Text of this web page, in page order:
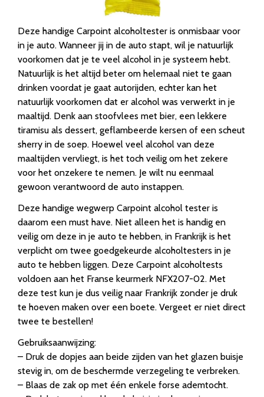
Deze handige Carpoint alcoholtester is onmisbaar voor
in je auto. Wanneer jij in de auto stapt, wil je natuurlijk
voorkomen dat je te veel alcohol in je systeem hebt.
Natuurlijk is het altijd beter om helemaal niet te gaan
drinken voordat je gaat autorijden, echter kan het
natuurlijk voorkomen dat er alcohol was verwerkt in je
maaltijd. Denk aan stoofvlees met bier, een lekkere
tiramisu als dessert, geflambeerde kersen of een scheut
sherry in de soep. Hoewel veel alcohol van deze
maaltijden vervliegt, is het toch veilig om het zekere
voor het onzekere te nemen. Je wilt nu eenmaal
gewoon verantwoord de auto instappen.
Deze handige wegwerp Carpoint alcohol tester is
daarom een must have. Niet alleen het is handig en
veilig om deze in je auto te hebben, in Frankrijk is het
verplicht om twee goedgekeurde alcoholtesters in je
auto te hebben liggen. Deze Carpoint alcoholtests
voldoen aan het Franse keurmerk NFX207-02. Met
deze test kun je dus veilig naar Frankrijk zonder je druk
te hoeven maken over een boete. Vergeet er niet direct
twee te bestellen!
Gebruiksaanwijzing:
– Druk de dopjes aan beide zijden van het glazen buisje
stevig in, om de beschermde verzegeling te verbreken.
– Blaas de zak op met één enkele forse ademtocht.